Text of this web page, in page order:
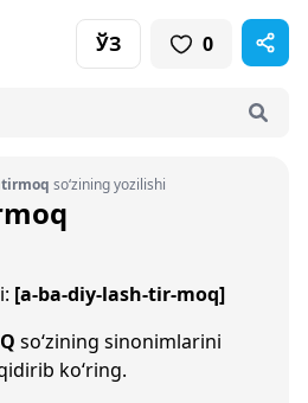
ЎЗ 0
so‘zining yozilishi
[a-ba-diy-lash-tir-moq]
so‘zining sinonimlarini
ko‘ring.